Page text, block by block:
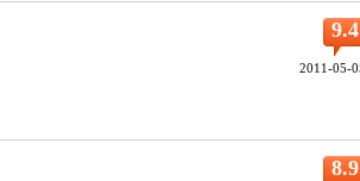
9.4
2011-05-
8.9